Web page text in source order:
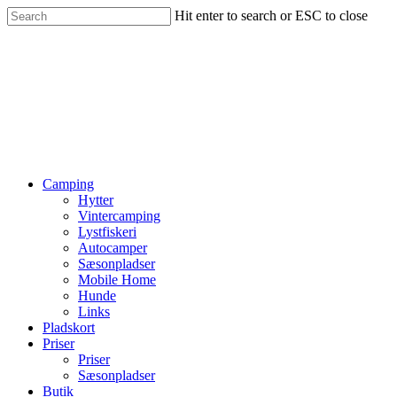
Hit enter to search or ESC to close
Camping
Hytter
Vintercamping
Lystfiskeri
Autocamper
Sæsonpladser
Mobile Home
Hunde
Links
Pladskort
Priser
Priser
Sæsonpladser
Butik